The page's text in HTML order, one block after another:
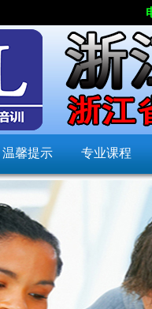
温馨提示 专业课程